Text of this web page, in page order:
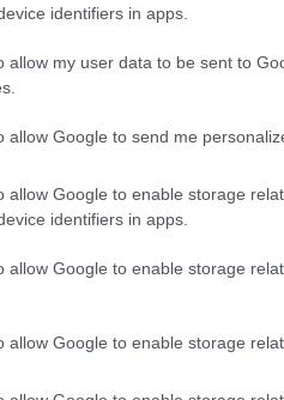
identifiers in apps.
allow my user data to be sent to
allow Google to send me
allow Google to enable storage
identifiers in apps.
allow Google to enable storage
allow Google to enable storage
στις 15 Φεβρουαρίου
Γιώργου
υπερμαχητικό θα
Σύμφωνα με
εξέταση
μαχητικού αλλά